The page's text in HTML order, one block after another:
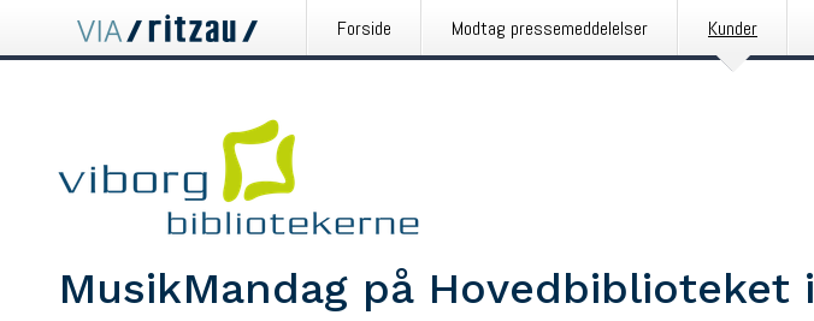
Forside Modtag pressemeddelelser Kunder
MusikMandag på Hovedbiblioteket i